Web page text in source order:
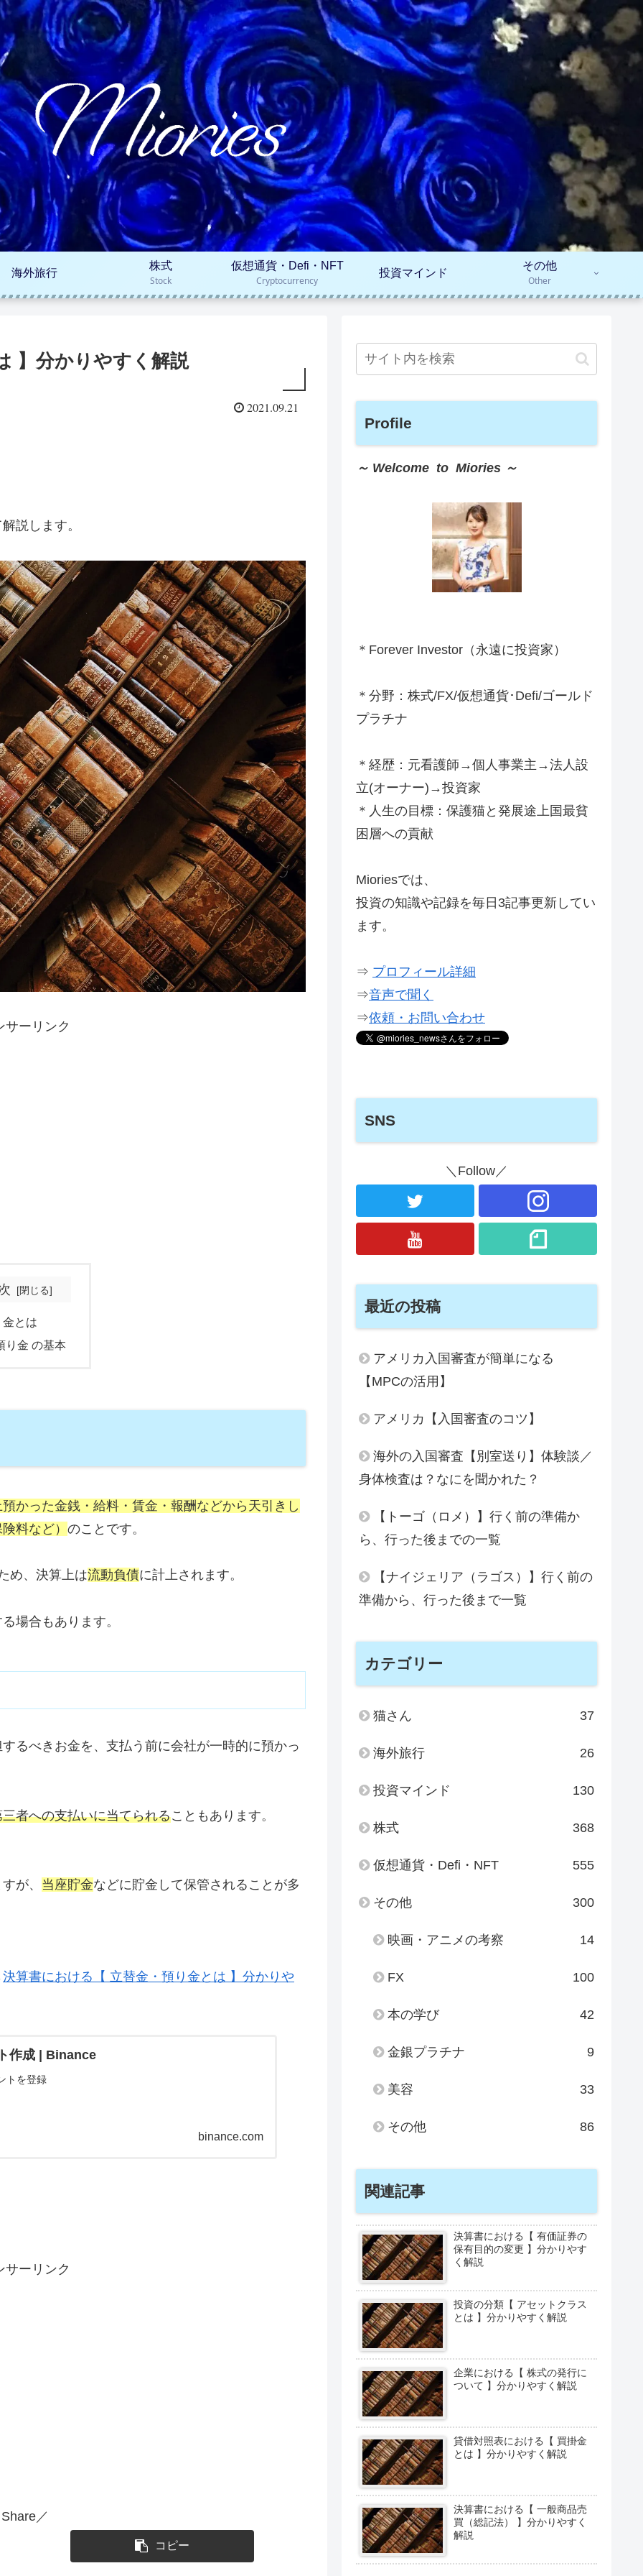
海外旅行
株式
Stock
仮想通貨・Defi・NFT
Cryptocurrency
投資マインド
その他
Other
】分かりやすく解説
2021.09.21
説します。
サーリンク
金とは
り金 の基本
かった金銭・給料・賃金・報酬などから天引きし
料など） のことです。
め、決算上は流動負債に計上されます。
場合もあります。
るべきお金を、支払う前に会社が一時的に預かっ
者への支払いに当てられることもあります。
が、 当座貯金などに貯金して保管されることが多
決算書における【 立替金・預り金とは 】分かりや
作成 | Binance
トを登録
binance.com
サーリンク
／
コピー
Profile
～ Welcome to Miories ～
＊Forever Investor （永遠に投資家）
＊分野：株式/FX/仮想通貨･Defi/ゴールド
プラチナ
＊経歴：元看護師→個人事業主→法人設
立(オーナー)→投資家
＊人生の目標：保護猫と発展途上国最貧
困層への貢献
Mioriesでは、
投資の知識や記録を毎日3記事更新してい
ます。
⇒ プロフィール詳細
⇒音声で聞く
⇒依頼・お問い合わせ
SNS
＼Follow／
最近の投稿
アメリカ入国審査が簡単になる
【MPCの活用】
アメリカ【入国審査のコツ】
海外の入国審査【別室送り】体験談／
身体検査は？なにを聞かれた？
【トーゴ（ロメ）】行く前の準備か
ら、行った後までの一覧
【ナイジェリア（ラゴス）】行く前の
準備から、行った後まで一覧
カテゴリー
猫さん 37
海外旅行 26
投資マインド 130
株式 368
仮想通貨・Defi・NFT 555
その他 300
映画・アニメの考察 14
FX 100
本の学び 42
金銀プラチナ 9
美容 33
その他 86
関連記事
決算書における【 有価証券の
保有目的の変更 】分かりやす
く解説
投資の分類【 アセットクラス
とは 】分かりやすく解説
企業における【 株式の発行に
ついて 】分かりやすく解説
貸借対照表における【 買掛金
とは 】分かりやすく解説
決算書における【 一般商品売
買（総記法） 】分かりやすく
解説